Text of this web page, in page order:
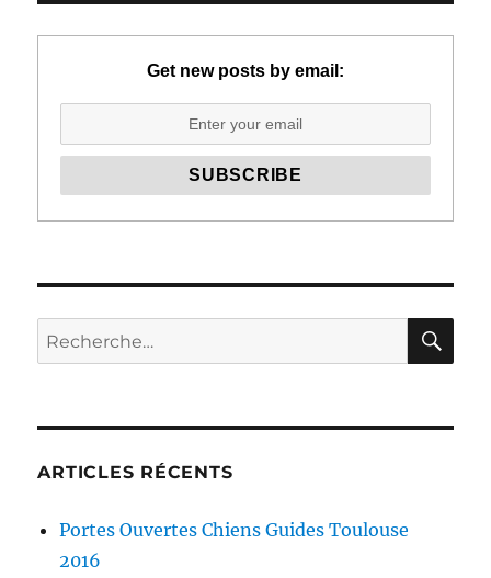
Get new posts by email:
Recherche
pour :
ARTICLES RÉCENTS
Portes Ouvertes Chiens Guides Toulouse
2016